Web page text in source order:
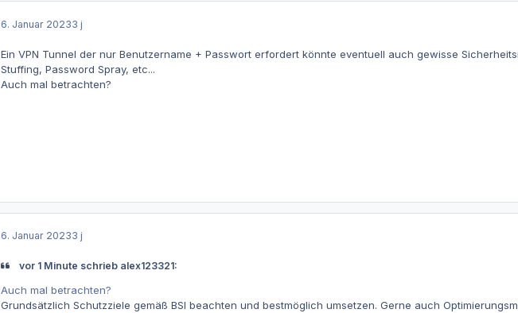
6. Januar 20233 j
Ein VPN Tunnel der nur Benutzername + Passwort erfordert könnte eventuell auch gewisse
Stuffing, Password Spray, etc...
Auch mal betrachten?
6. Januar 20233 j
vor 1 Minute schrieb alex123321:
Auch mal betrachten?
Grundsätzlich Schutzziele gemäß BSI beachten und bestmöglich umsetzen. Gerne auch